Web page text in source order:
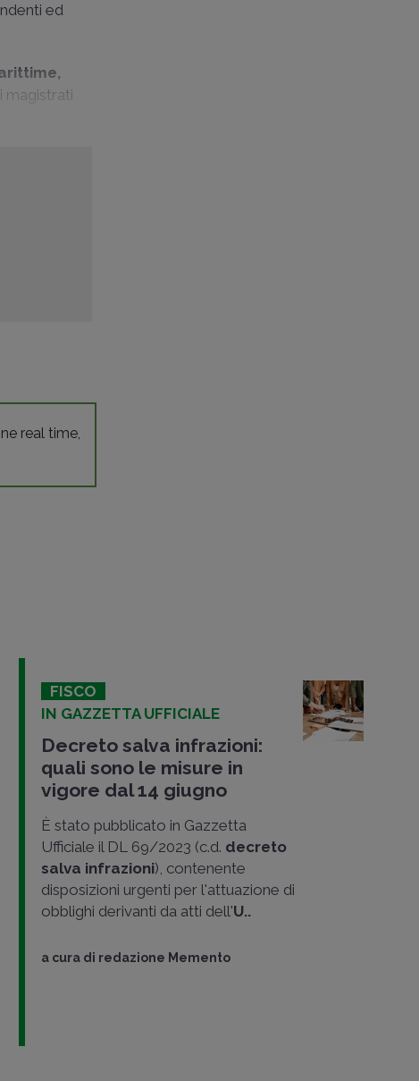
ed
magistrati
real time,
FISCO
IN GAZZETTA UFFICIALE
Decreto salva infrazioni:
quali sono le misure in
vigore dal 14 giugno
È stato pubblicato in Gazzetta
Ufficiale il DL 69/2023 (c.d. decreto
salva infrazioni), contenente
disposizioni urgenti per l'attuazione di
obblighi derivanti da atti dell'U..
a cura di redazione Memento